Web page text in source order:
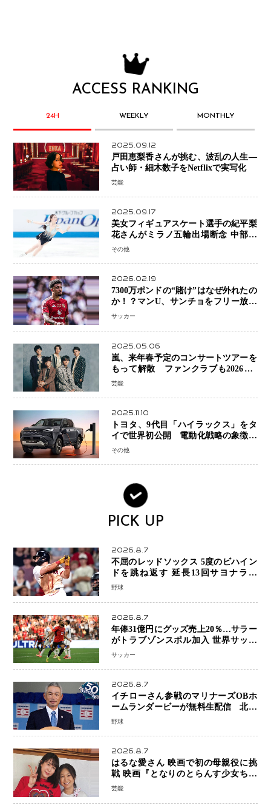
ACCESS RANKING
24H WEEKLY MONTHLY
2025.09.12
戸田恵梨香さんが挑む、波乱の人生―
占い師・細木数子をNetflixで実写化
芸能
2025.09.17
美女フィギュアスケート選手の紀平梨
花さんがミラノ五輪出場断念 中部選
手権欠場を発表「安全最優先の判断」
その他
2026.02.19
7300万ポンドの“賭け”はなぜ外れたの
か！？マンU、サンチョをフリー放出
へ・・・補強戦略の転換点に
サッカー
2025.05.06
嵐、来年春予定のコンサートツアーを
もって解散 ファンクラブも2026年5
月末で活動終了
芸能
2025.11.10
トヨタ、9代目「ハイラックス」をタ
イで世界初公開 電動化戦略の象徴と
なるBEVモデルを初設定
その他
PICK UP
2026.8.7
不屈のレッドソックス 5度のビハイン
ドを跳ね返す 延長13回サヨナラ勝
ち 吉田正尚選手も2安打1打点で貢献 4
野球
2026.8.7
年俸31億円にグッズ売上20％…サラー
がトラブゾンスポル加入 世界サッカ
ーは「五大リーグ一強」から新時代へ
サッカー
2026.8.7
イチローさん参戦のマリナーズOBホ
ームランダービーが無料生配信 北米
ならではの“魅せる興行”に世界が注目
野球
2026.8.7
はるな愛さん 映画で初の母親役に挑
戦 映画『となりのとらんす少女ちゃ
ん』11月7日公開 未来の自分との対話
芸能